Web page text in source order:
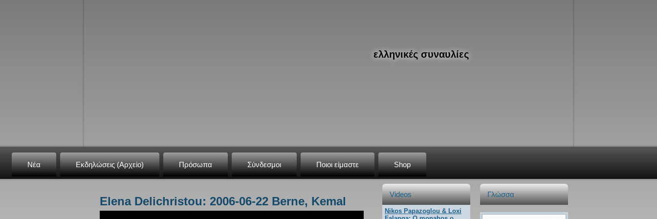
ελληνικές συναυλίες
Νέα Εκδηλώσεις (Αρχείο) Πρόσωπα Σύνδεσμοι Ποιοι είμαστε Shop
Είστε εδώ
Elena Delichristou: 2006-06-22 Berne, Kemal
Videos
Nikos Papazoglou & Loxi
Γλώσσα